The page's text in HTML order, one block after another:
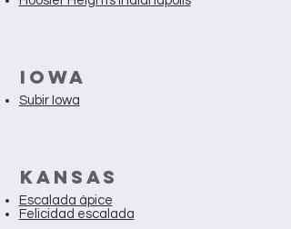
IOWA
Subir Iowa
KANSAS
Escalada ápice
Felicidad escalada